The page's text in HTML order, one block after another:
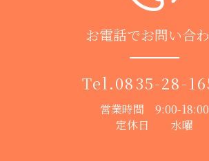
お電話でお問い合
Tel.0835-28-
営業時間 9:00-18:00
定休日 水曜